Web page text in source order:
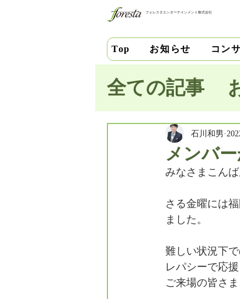
フォレスタエンターテインメント株式会社
Top お知らせ コン
全ての記事
池田史花
中安千晶
竹内直紀
フォレスタ
メンバ
石川和男
みなさまこんば
さる金曜には
ました。
難しい状況下
レパシーで応
ご来場の皆さ